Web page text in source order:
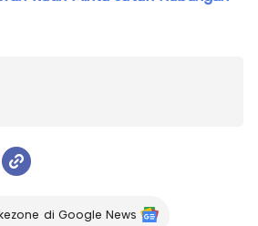
di Google News